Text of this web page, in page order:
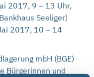
2017, 9 – 13 Uhr,
Seeliger)
2017, 10 – 14
mbH (BGE)
Bürgerinnen und